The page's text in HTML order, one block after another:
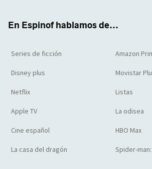
En Espinof hablamos de...
Series de ficción Amazon
Disney plus Movistar
Netflix Listas
Apple TV La odisea
Cine español HBO Max
La casa del dragón Spider-